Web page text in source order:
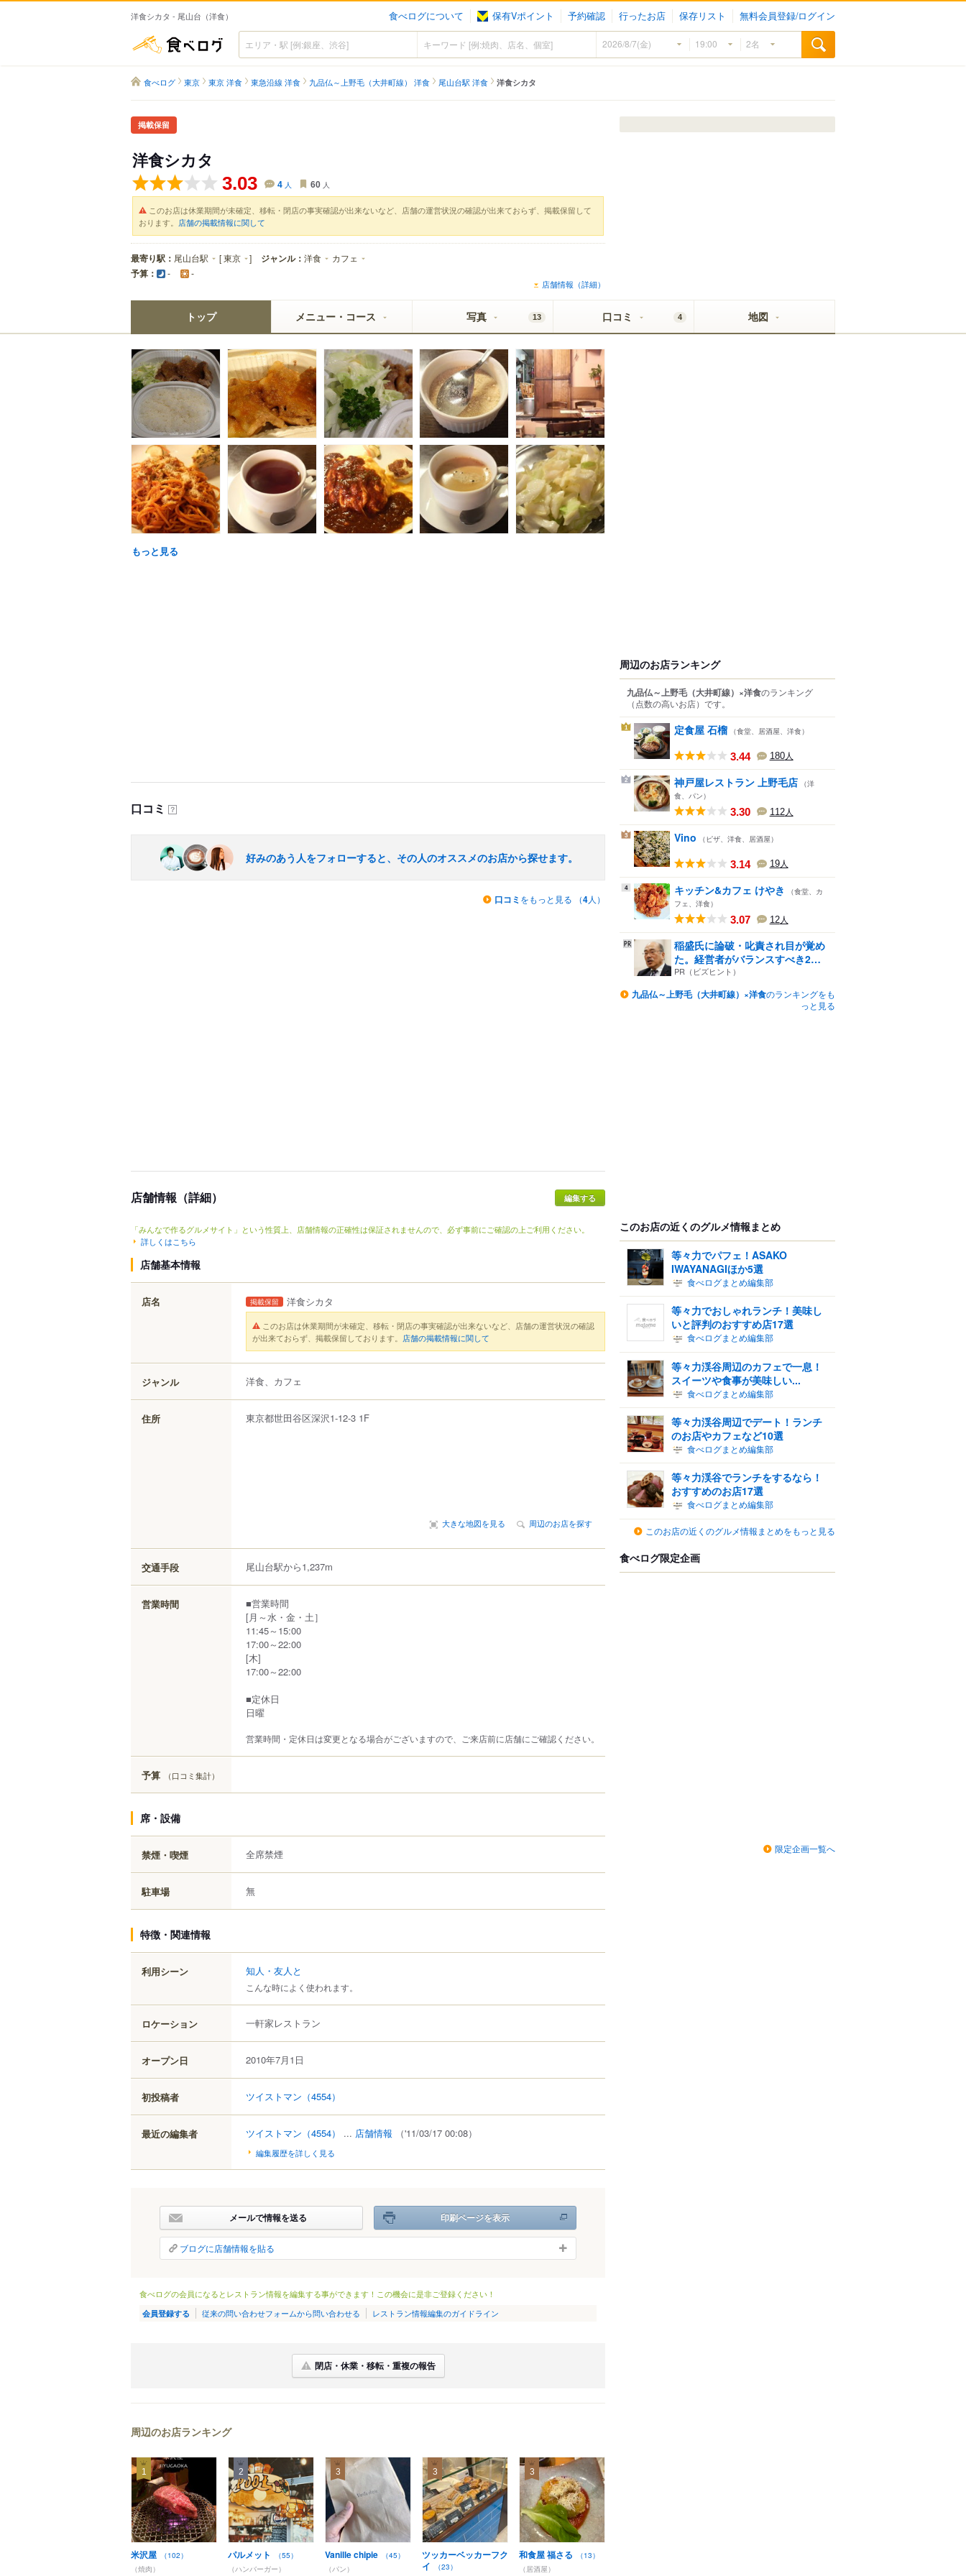
洋食シカタ - 尾山台（洋食） 食べログについて 保有Vポイント 予約確認 行ったお店 保存リスト 無料会員登録/ログイン
食べログ
食べログ 東京 東京 洋食 東急沿線 洋食 九品仏～上野毛（大井町線） 洋食 尾山台駅 洋食 洋食シカタ
掲載保留
洋食シカタ
3.03 4 人 60 人
このお店は休業期間が未確定、移転・閉店の事実確認が出来ないなど、店舗の運営状況の確認が出来ておらず、掲載保留して
おります。 店舗の掲載情報に関して
最寄り駅： 尾山台駅 [東京 ] ジャンル： 洋食 カフェ
予算： - -
店舗情報（詳細）
トップ メニュー・コース 写真 13 口コミ 4 地図
もっと見る
口コミ ？
好みのあう人をフォローすると、その人のオススメのお店から探せます。
口コミ をもっと見る （4人）
店舗情報（詳細）
「みんなで作るグルメサイト」という性質上、店舗情報の正確性は保証されませんので、必ず事前にご確認の上ご利用ください。
詳しくはこちら
店舗基本情報
店名 掲載保留 洋食シカタ
このお店は休業期間が未確定、移転・閉店の事実確認が出来ないなど、店舗の運営状況の確認
が出来ておらず、掲載保留しております。 店舗の掲載情報に関して
ジャンル 洋食、カフェ
住所 東京都世田谷区深沢1-12-3 1F
大きな地図を見る 周辺のお店を探す
交通手段 尾山台駅から1,237m
営業時間
■営業時間
[月～水・金・土］
11:45～15:00
17:00～22:00
[木]
17:00～22:00
■定休日
日曜
営業時間・定休日は変更となる場合がございますので、ご来店前に店舗にご確認ください。
予算 （口コミ集計）
席・設備
禁煙・喫煙 全席禁煙
駐車場 無
特徴・関連情報
利用シーン 知人・友人と
こんな時によく使われます。
ロケーション 一軒家レストラン
オープン日 2010年7月1日
初投稿者 ツイストマン （4554）
最近の編集者 ツイストマン （4554） ... 店舗情報 （'11/03/17 00:08）
編集履歴を詳しく見る
メールで情報を送る 印刷ページを表示
ブログに店舗情報を貼る
食べログの会員になるとレストラン情報を編集する事ができます！この機会に是非ご登録ください！
会員登録する 従来の問い合わせフォームから問い合わせる レストラン情報編集のガイドライン
閉店・休業・移転・重複の報告
周辺のお店ランキング
1
米沢屋
（102）
（焼肉）
2
パルメット
（55）
（ハンバーガー）
3
Vanille chipie
（45）
（パン）
3
ツッカーベッカーフク
イ
（23）
3
和食屋 福さる
（13）
（居酒屋）
周辺のお店ランキング
九品仏～上野毛（大井町線）×洋食のランキング
（点数の高いお店） です。
1 定食屋 石榴 （食堂、居酒屋、洋食）
3.44 180人
2 神戸屋レストラン 上野毛店 （洋
食、パン）
3.30 112人
3 Vino （ピザ、洋食、居酒屋）
3.14 19人
4 キッチン&カフェ けやき
（食堂、カ
フェ、洋食）
3.07 12人
稲盛氏に論破・叱責され目が覚め
た。経営者がバランスすべき2
つ...
PR（ビズヒント）
九品仏～上野毛（大井町線）×洋食のランキングをも
っと見る
このお店の近くのグルメ情報まとめ
等々力でパフェ！ASAKO
IWAYANAGIほか5選
食べログまとめ編集部
等々力でおしゃれランチ！美味し
いと評判のおすすめ店17選
食べログまとめ編集部
等々力渓谷周辺のカフェで一息！
スイーツや食事が美味しい...
食べログまとめ編集部
等々力渓谷周辺でデート！ランチ
のお店やカフェなど10選
食べログまとめ編集部
等々力渓谷でランチをするなら！
おすすめのお店17選
食べログまとめ編集部
このお店の近くのグルメ情報まとめをもっと見る
食べログ限定企画
限定企画一覧へ